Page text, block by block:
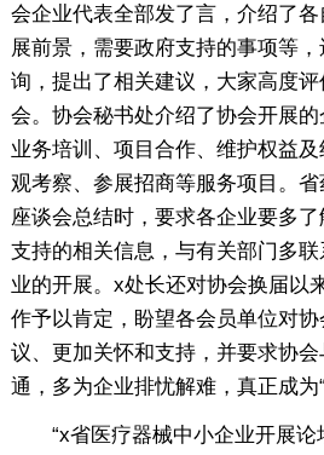
会企业代表全部发了言，介绍了
展前景，需要政府支持的事项等
询，提出了相关建议，大家高度
会。协会秘书处介绍了协会开展的
业务培训、项目合作、维护权益
观考察、参展招商等服务项目。
座谈会总结时，要求各企业要多
支持的相关信息，与有关部门多
业的开展。x处长还对协会换届以
作予以肯定，盼望各会员单位对
议、更加关怀和支持，并要求协
通，多为企业排忧解难，真正成为“
“x省医疗器械中小企业开展论